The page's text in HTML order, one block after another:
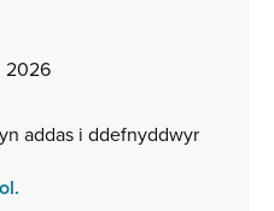
2026
addas i ddefnyddwyr